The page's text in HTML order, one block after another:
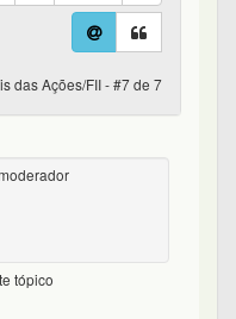
das Ações/FII - #7 de 7
tópico